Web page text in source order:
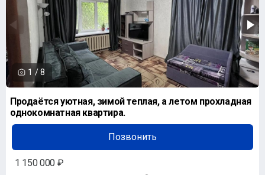
1 / 8
Продаётся уютная, зимой теплая, а летом прохладная
однокомнатная квартира.
Позвонить
1 150 000 ₽